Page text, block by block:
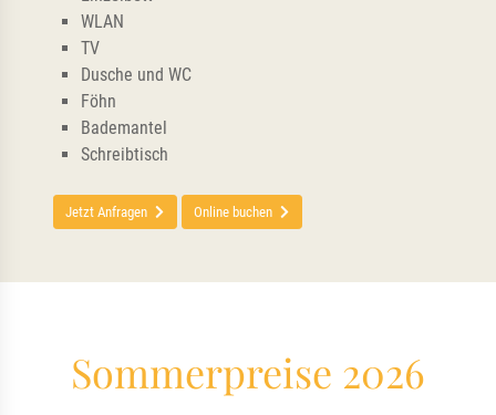
WLAN
TV
Dusche und WC
Föhn
Bademantel
Schreibtisch
Jetzt Anfragen Online buchen
Sommerpreise 2026